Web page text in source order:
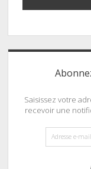
Saisissez votre
recevoir une
Adresse
e-